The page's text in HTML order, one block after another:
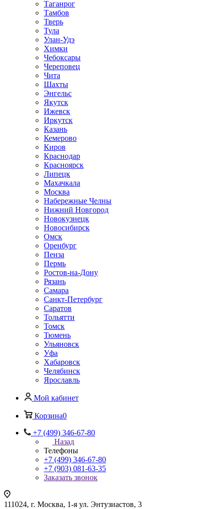
Таганрог
Тамбов
Тверь
Тула
Улан-Удэ
Химки
Чебоксары
Череповец
Чита
Шахты
Энгельс
Якутск
Ижевск
Иркутск
Казань
Кемерово
Киров
Краснодар
Красноярск
Липецк
Махачкала
Москва
Набережные Челны
Нижний Новгород
Новокузнецк
Новосибирск
Омск
Оренбург
Пенза
Пермь
Ростов-на-Дону
Рязань
Самара
Санкт-Петербург
Саратов
Тольятти
Томск
Тюмень
Ульяновск
Уфа
Хабаровск
Челябинск
Ярославль
Мой кабинет
Корзина0
+7 (499) 346-67-80
Назад
Телефоны
+7 (499) 346-67-80
+7 (903) 081-63-35
Заказать звонок
111024, г. Москва, 1-я ул. Энтузиастов, 3